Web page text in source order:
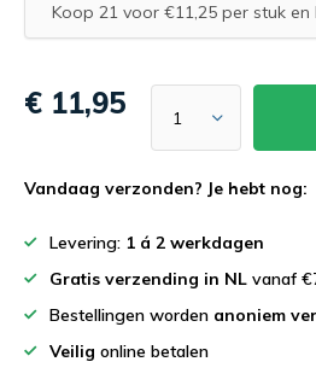
Koop 21 voor €11,25 per stuk en
€ 11,95
Vandaag verzonden? Je hebt nog:
Levering: 1 á 2 werkdagen
Gratis verzending in NL vanaf
Bestellingen worden anoniem
Veilig online betalen